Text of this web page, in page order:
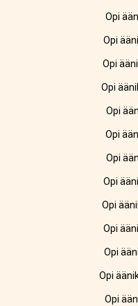
Opi
Opi
Opi
Opi
Opi
Opi
Opi
Opi
Opi
Opi
Opi
Opi
Opi